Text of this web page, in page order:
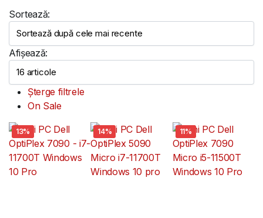
Sortează:
Afișează:
Șterge filtrele
On Sale
13% 14% 11%